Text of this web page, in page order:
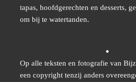
tapas, hoofdgerechten en desserts,
om bij te watertanden.
Op alle teksten en fotografie van
een copyright tenzij anders